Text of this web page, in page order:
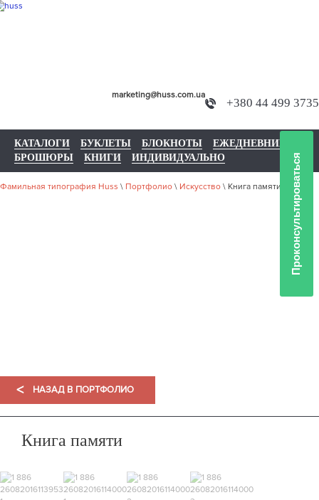
+380 44 499 3735
marketing@huss.com.ua
КАТАЛОГИ БУКЛЕТЫ БЛОКНОТЫ
ЕЖЕДНЕВНИКИ
БРОШЮРЫ
КНИГИ ИНДИВИДУАЛЬНО
Фамильная типография Huss \ Портфолио \ Искусство \ Книга памяти
< НАЗАД В ПОРТФОЛИО
Книга памяти
Проконсультироваться